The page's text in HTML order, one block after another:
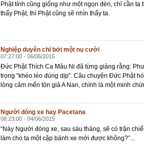
Phật tính cũng giống như một ngọn đèn, chỉ cần
thấy Phật, thì Phật cũng sẽ nhìn thấy ta.
Nghiệp duyên chỉ bởi một nụ cười
07:27:00 - 06/06/2015
Đức Phật Thích Ca Mâu Ni đã từng giảng rằng:
trọng “khéo léo đúng dịp”. Câu chuyện Đức Phật
lòng cảm mến tôn giả A Nan, chính là một minh
Người đóng xe hay Pacetana
08:23:00 - 04/06/2015
“Này Người đóng xe, sau sáu tháng, sẽ có trận
làm cho ta một cặp bánh xe mới được không?”...